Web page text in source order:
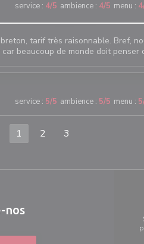
service : 4/5 ambience : 4/5 menu : 4
tarif très raisonnable. Bref,
beaucoup de monde doit penser
service : 5/5 ambience : 5/5 menu : 5
1 2 3
nos